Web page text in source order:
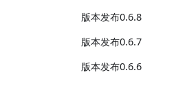
版本发布0.6.8
版本发布0.6.7
版本发布0.6.6